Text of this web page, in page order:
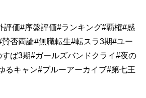
評価#序盤評価#ランキング#覇権#感
否両論#無職転生#転スラ3期#ユー
ば3期#ガールズバンドクライ#夜の
るキャン#ブルーアーカイブ#第七王